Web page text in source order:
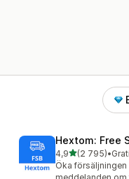
Hextom: Free
4,9av 5 stjärnor
(2 795)
2795 recensioner
•
Öka